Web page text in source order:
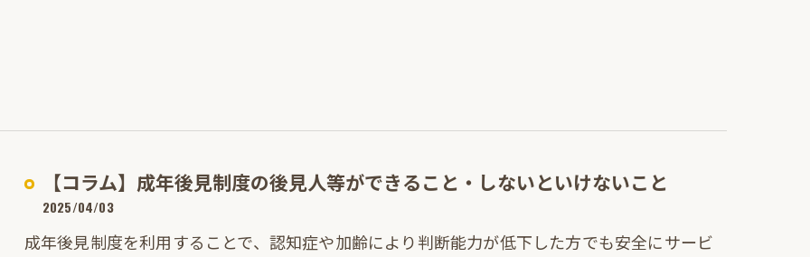
【コラム】成年後見制度の後見人等ができること・しないといけないこと
2025/04/03
成年後見制度を利用することで、認知症や加齢により判断能力が低下した方でも安全にサービ